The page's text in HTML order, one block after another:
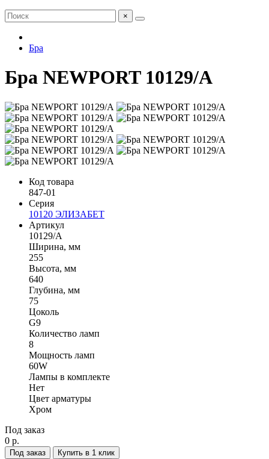
×
Бра
Бра NEWPORT 10129/A
Код товара
847-01
Серия
10120 ЭЛИЗАБЕТ
Артикул
10129/A
Ширина, мм
255
Высота, мм
640
Глубина, мм
75
Цоколь
G9
Количество ламп
8
Мощность ламп
60W
Лампы в комплекте
Нет
Цвет арматуры
Хром
Под заказ
0 р.
Под заказ
Купить в 1 клик